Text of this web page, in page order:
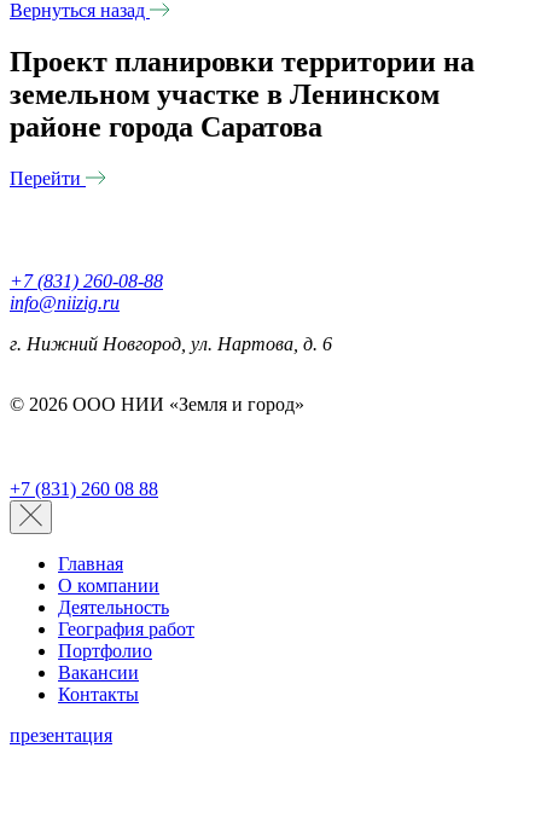
Вернуться назад
Проект планировки территории на
земельном участке в Ленинском
районе города Саратова
Перейти
+7 (831) 260-08-88
info@niizig.ru
г. Нижний Новгород, ул. Нартова, д. 6
© 2026 ООО НИИ «Земля и город»
+7 (831) 260 08 88
Главная
О компании
Деятельность
География работ
Портфолио
Вакансии
Контакты
презентация